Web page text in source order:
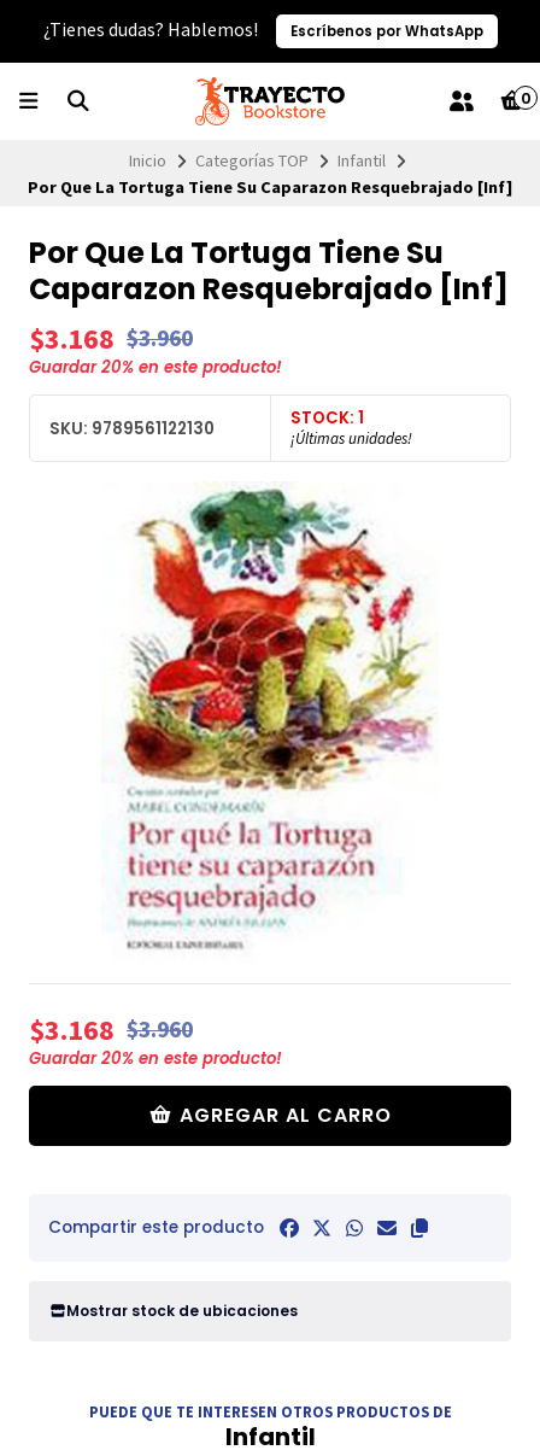
¿Tienes dudas? Hablemos! Escríbenos por WhatsApp
0
Inicio Categorías TOP
Infantil
Por Que La Tortuga Tiene Su Caparazon Resquebrajado [Inf]
Por Que La Tortuga Tiene Su
Caparazon Resquebrajado [Inf]
$3.168 $3.960
Guardar20% en este producto!
SKU: 9789561122130 STOCK: 1
¡Últimas unidades!
$3.168 $3.960
Guardar20% en este producto!
AGREGAR AL CARRO
Compartir este producto
Mostrar stock de ubicaciones
PUEDE QUE TE INTERESEN OTROS PRODUCTOS DE
Infantil